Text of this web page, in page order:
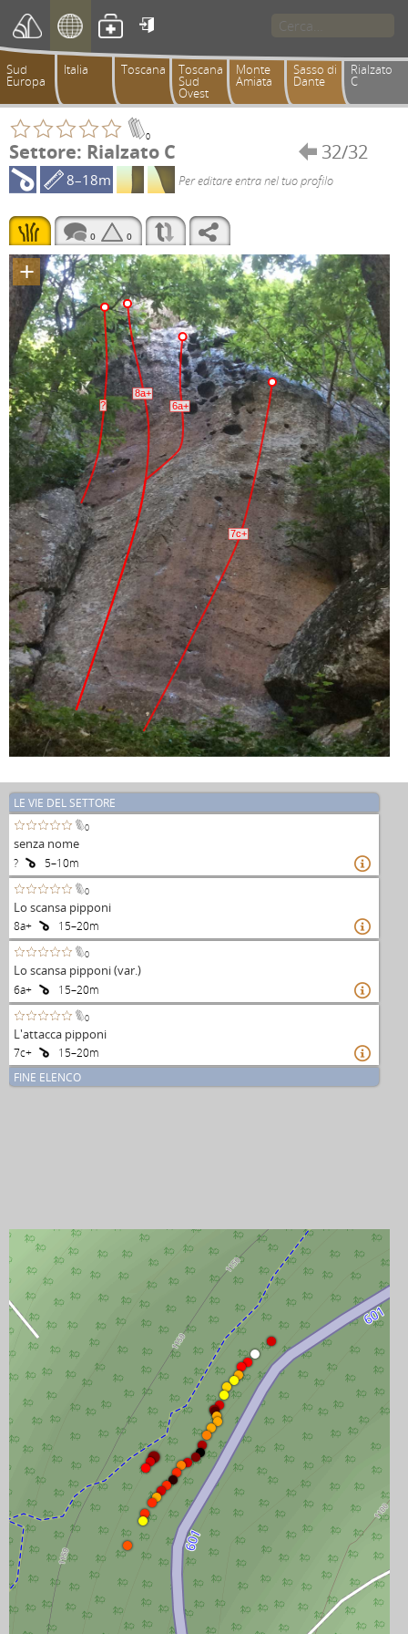

Sud
Europa
Italia Toscana Toscana
Sud
Ovest
Monte
Amiata
Sasso di
Dante
Rialzato
C
0
Settore: Rialzato C  32/32
8–18m Per editare entra nel tuo profilo
0 0
+
?
8a+
6a+
7c+
LE VIE DEL SETTORE
0
senza nome
? 5–10m 
0
Lo scansa pipponi
8a+ 15–20m 
0
Lo scansa pipponi (var.)
6a+ 15–20m 
0
L'attacca pipponi
7c+ 15–20m 
FINE ELENCO